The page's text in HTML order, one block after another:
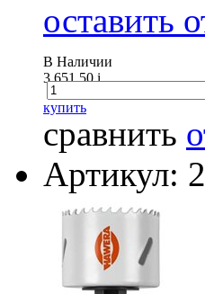
оставить
В Наличии
3 651.50i
купить
сравнить
Артикул: